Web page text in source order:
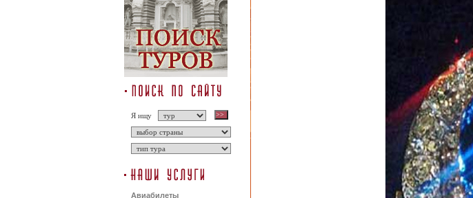
Я ищу
Авиабилеты